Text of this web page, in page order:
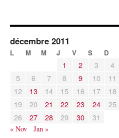
décembre 2011
L M M J V S D
1 2 3
4
5
6 7 8 9 10
11
12
13 14 15 16 17
18
19
20 21 22 23 24
25
26
27 28 29 30 31
« Nov Jan »